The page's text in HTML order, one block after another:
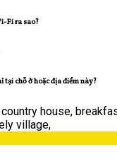
Fi ra sao?
tại chỗ ở hoặc địa điểm này?
house,
village,